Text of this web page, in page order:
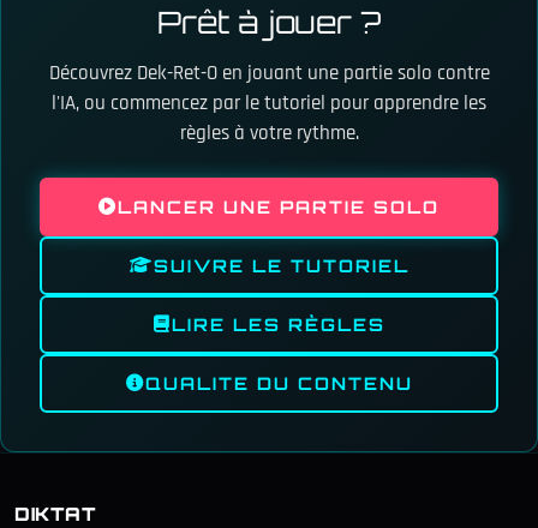
Prêt à jouer ?
Découvrez Dek-Ret-O en jouant une partie solo contre
l'IA, ou commencez par le tutoriel pour apprendre les
règles à votre rythme.
LANCER UNE PARTIE SOLO
SUIVRE LE TUTORIEL
LIRE LES RÈGLES
QUALITE DU CONTENU
DIKTAT